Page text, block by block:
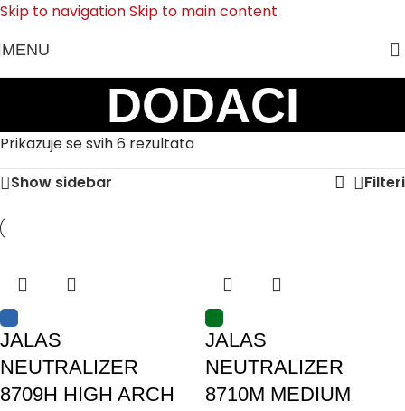
Skip to navigationSkip to main content
MENU
DODACI
Prikazuje se svih 6 rezultata
Show sidebar
Filteri
JALAS
NEUTRALIZER
8709H HIGH ARCH
JALAS
NEUTRALIZER
8710M MEDIUM